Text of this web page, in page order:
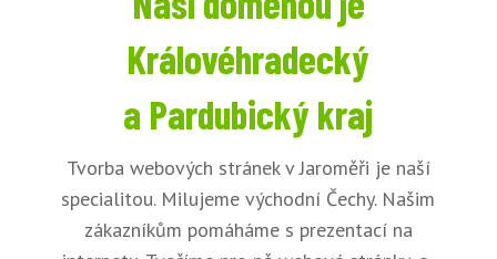
Královéhradecký
a Pardubický kraj
Tvorba webových stránek v Jaroměři je naší
specialitou. Milujeme východní Čechy. Našim
zákazníkům pomáháme s prezentací na